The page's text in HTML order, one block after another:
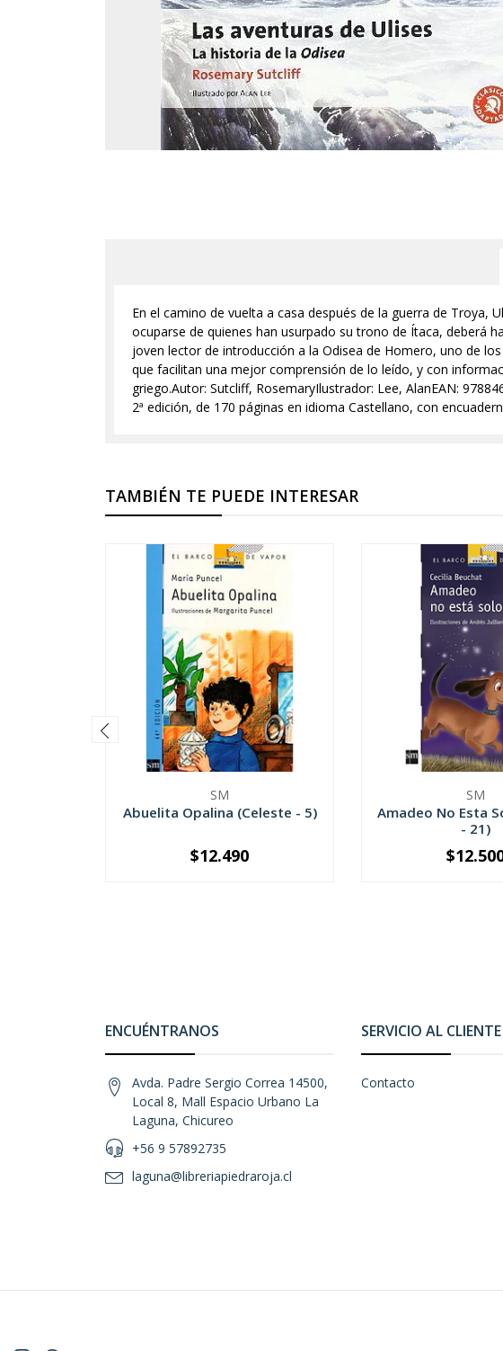
En el camino de vuelta a casa después de la guerra de Troya,
ocuparse de quienes han usurpado su trono de Ítaca, deberá
joven lector de introducción a la Odisea de Homero, uno de
que facilitan una mejor comprensión de lo leído, y con
griego.Autor: Sutcliff, RosemaryIlustrador: Lee, AlanEAN:
2ª edición, de 170 páginas en idioma Castellano, con
TAMBIÉN TE PUEDE INTERESAR
SM
Abuelita Opalina (Celeste - 5)
+
$12.490
SM
Amadeo No Esta
- 21)
+
ENCUÉNTRANOS
Avda. Padre Sergio Correa 14500,
Local 8, Mall Espacio Urbano La
Laguna, Chicureo
+56 9 57892735
laguna@libreriapiedraroja.cl
SERVICIO AL CLIENTE
Contacto